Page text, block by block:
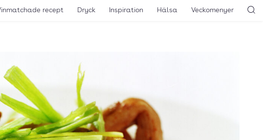
recept Dryck Inspiration Hälsa Veckomenyer